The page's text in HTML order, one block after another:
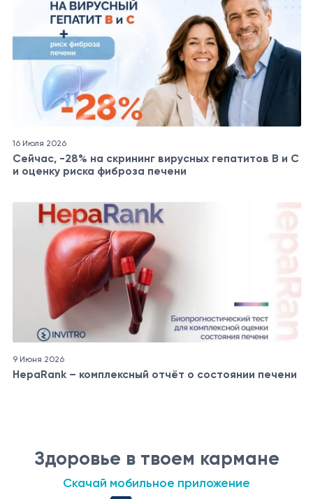
16 Июля 2026
Сейчас, -28% на скрининг вирусных гепатитов B и C
и оценку риска фиброза печени
9 Июня 2026
HepaRank – комплексный отчёт о состоянии печени
Здоровье в твоем кармане
Скачай мобильное приложение